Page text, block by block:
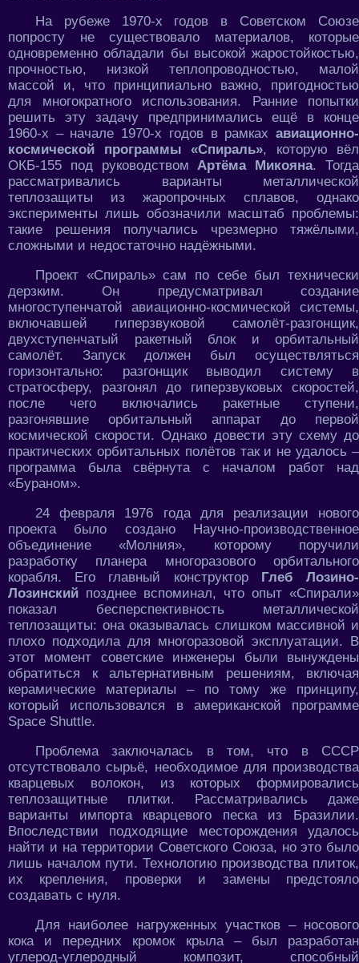
На рубеже 1970-х годов в Советском Союзе
попросту не существовало материалов, которые
одновременно обладали бы высокой жаростойкостью,
прочностью, низкой теплопроводностью, малой
массой и, что принципиально важно, пригодностью
для многократного использования. Ранние попытки
решить эту задачу предпринимались ещё в конце
1960-х – начале 1970-х годов в рамках авиационно-
космической программы «Спираль», которую вёл
ОКБ-155 под руководством Артёма Микояна. Тогда
рассматривались варианты металлической
теплозащиты из жаропрочных сплавов, однако
эксперименты лишь обозначили масштаб проблемы:
такие решения получались чрезмерно тяжёлыми,
сложными и недостаточно надёжными.
Проект «Спираль» сам по себе был технически
дерзким. Он предусматривал создание
многоступенчатой авиационно-космической системы,
включавшей гиперзвуковой самолёт-разгонщик,
двухступенчатый ракетный блок и орбитальный
самолёт. Запуск должен был осуществляться
горизонтально: разгонщик выводил систему в
стратосферу, разгонял до гиперзвуковых скоростей,
после чего включались ракетные ступени,
разгонявшие орбитальный аппарат до первой
космической скорости. Однако довести эту схему до
практических орбитальных полётов так и не удалось –
программа была свёрнута с началом работ над
«Бураном».
24 февраля 1976 года для реализации нового
проекта было создано Научно-производственное
объединение «Молния», которому поручили
разработку планера многоразового орбитального
корабля. Его главный конструктор Глеб Лозино-
Лозинский позднее вспоминал, что опыт «Спирали»
показал бесперспективность металлической
теплозащиты: она оказывалась слишком массивной и
плохо подходила для многоразовой эксплуатации. В
этот момент советские инженеры были вынуждены
обратиться к альтернативным решениям, включая
керамические материалы – по тому же принципу,
который использовался в американской программе
Space Shuttle.
Проблема заключалась в том, что в СССР
отсутствовало сырьё, необходимое для производства
кварцевых волокон, из которых формировались
теплозащитные плитки. Рассматривались даже
варианты импорта кварцевого песка из Бразилии.
Впоследствии подходящие месторождения удалось
найти и на территории Советского Союза, но это было
лишь началом пути. Технологию производства плиток,
их крепления, проверки и замены предстояло
создавать с нуля.
Для наиболее нагруженных участков – носового
кока и передних кромок крыла – был разработан
углерод-углеродный композит, способный